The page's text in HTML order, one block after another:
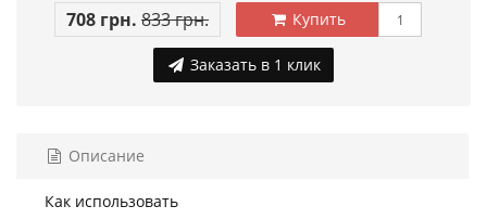
708 грн. 833 грн. Купить
Заказать в 1 клик
Описание
Как использовать